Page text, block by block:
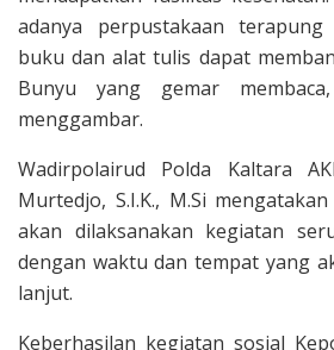
adanya perpustakaan terapung
buku dan alat tulis dapat
Bunyu yang gemar
menggambar.
Wadirpolairud Polda Kaltara
Murtedjo, S.I.K., M.Si
akan dilaksanakan kegiatan
dengan waktu dan tempat yang
lanjut.
Keberhasilan kegiatan sosial